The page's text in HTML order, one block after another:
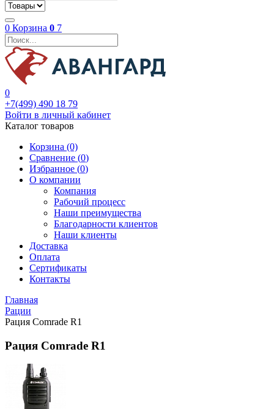
0 Корзина 0 7
0
+7(499) 490 18 79
Войти в личный кабинет
Каталог товаров
Корзина (0)
Сравнение (0)
Избранное (0)
О компании
Компания
Рабочий процесс
Наши преимущества
Благодарности клиентов
Наши клиенты
Доставка
Оплата
Сертификаты
Контакты
Главная
Рации
Рация Comrade R1
Рация Comrade R1